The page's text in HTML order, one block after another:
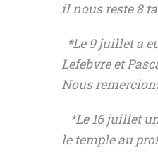
il nous reste 8
*Le 9 juillet a
Lefebvre et
Nous
*Le 16 juillet
le temple au